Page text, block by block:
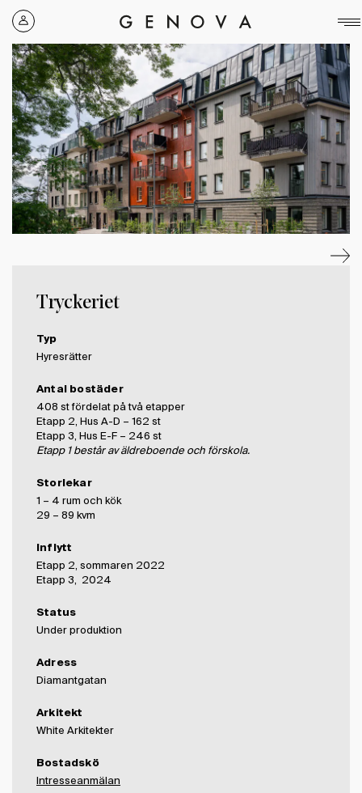
Genova
Property
Group
Tryckeriet
Typ
Hyresrätter
Antal bostäder
408 st fördelat på två etapper
Etapp 2, Hus A-D – 162 st
Etapp 3, Hus E-F – 246 st
Etapp 1 består av äldreboende och förskola.
Storlekar
1 – 4 rum och kök
29 – 89 kvm
Inflytt
Etapp 2, sommaren 2022
Etapp 3, 2024
Status
Under produktion
Adress
Diamantgatan
Arkitekt
White Arkitekter
Bostadskö
Intresseanmälan